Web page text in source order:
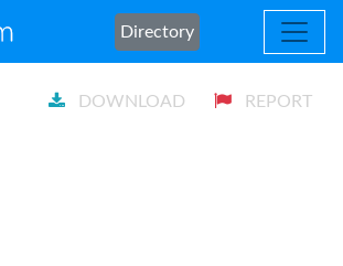
Directory
DOWNLOAD REPORT